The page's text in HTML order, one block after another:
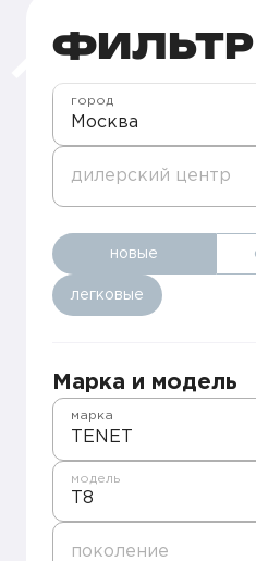
ФИЛЬТР
Москва
город
дилерский центр
новые
легковые
Марка и модель
TENET
марка
T8
модель
поколение